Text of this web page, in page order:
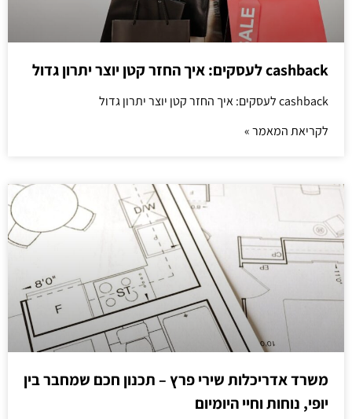
cashback לעסקים: איך החזר קטן יוצר יתרון גדול
cashback לעסקים: איך החזר קטן יוצר יתרון גדול
לקריאת המאמר »
משרד אדריכלות שירי פרץ – תכנון חכם שמחבר בין
יופי, נוחות וחיי היומיום